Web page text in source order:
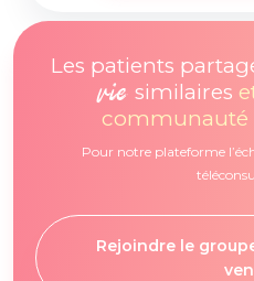
Les patients
vie similaires
communauté
Pour notre plateforme
Rejoindre le